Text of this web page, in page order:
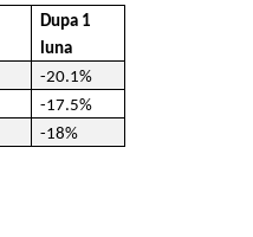
Dupa 1
luna
-20.1%
-17.5%
-18%